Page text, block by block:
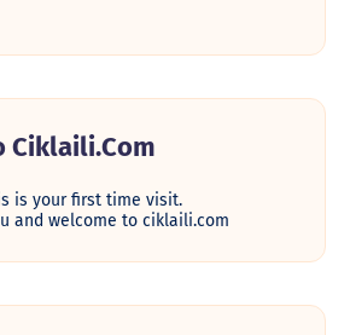
Ciklaili.com
is your first time visit.
and welcome to ciklaili.com